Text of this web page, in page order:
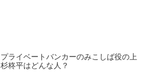
プライベートバンカーのみこしば役の上
杉柊平はどんな人？